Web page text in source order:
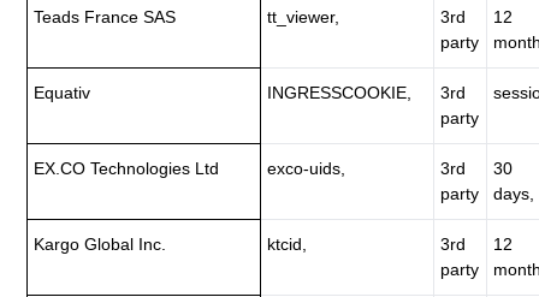
Teads France SAS tt_viewer,
3rd
party
12
Equativ INGRESSCOOKIE,
3rd
party
EX.CO Technologies Ltd exco-uids,
3rd
party
30
days,
Kargo Global Inc. ktcid,
3rd
party
12